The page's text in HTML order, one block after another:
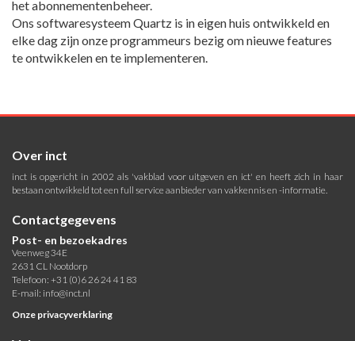
het abonnementenbeheer.
Ons softwaresysteem Quartz is in eigen huis ontwikkeld en
elke dag zijn onze programmeurs bezig om nieuwe features
te ontwikkelen en te implementeren.
Over inct
inct is opgericht in 2002 als 'vakblad voor uitgeven en ict' en heeft zich in haar
bestaan ontwikkeld tot een full service aanbieder van vakkennis en -informatie.
Contactgegevens
Post- en bezoekadres
Veenweg 34E
2631 CL Nootdorp
Telefoon: +31 (0)6 26 24 41 83
E-mail: info@inct.nl
Onze privacyverklaring